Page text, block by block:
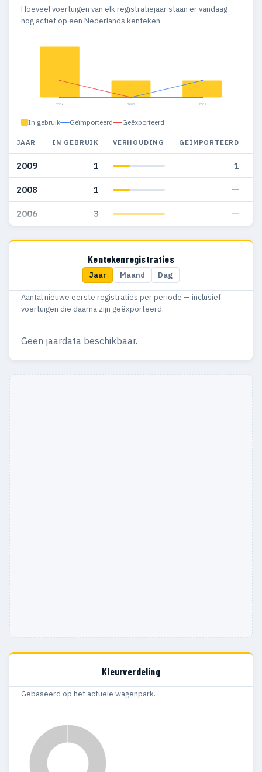
Hoeveel voertuigen van elk registratiejaar staan er vandaag
nog actief op een Nederlands kenteken.
2006 2008 2009
In gebruik Geïmporteerd Geëxporteerd
JAAR IN GEBRUIK VERHOUDING GEÏMPORTEERD
2009 1 1
2008 1 —
2006 3 —
Kentekenregistraties
Jaar Maand Dag
Aantal nieuwe eerste registraties per periode — inclusief
voertuigen die daarna zijn geëxporteerd.
Geen jaardata beschikbaar.
Kleurverdeling
Gebaseerd op het actuele wagenpark.